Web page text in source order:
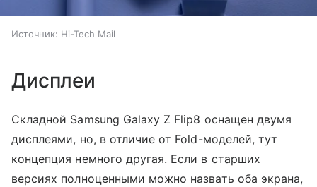
Источник: Hi-Tech Mail
Дисплеи
Складной Samsung Galaxy Z Flip8 оснащен двумя
дисплеями, но, в отличие от Fold-моделей, тут
концепция немного другая. Если в старших
версиях полноценными можно назвать оба экрана,